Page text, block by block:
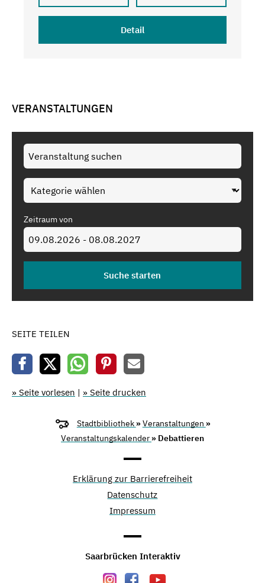
Detail
VERANSTALTUNGEN
Zeitraum von
SEITE TEILEN
» Seite vorlesen | » Seite drucken
Stadtbibliothek »Veranstaltungen »
Veranstaltungskalender » Debattieren
Erklärung zur Barrierefreiheit
Datenschutz
Impressum
Saarbrücken Interaktiv